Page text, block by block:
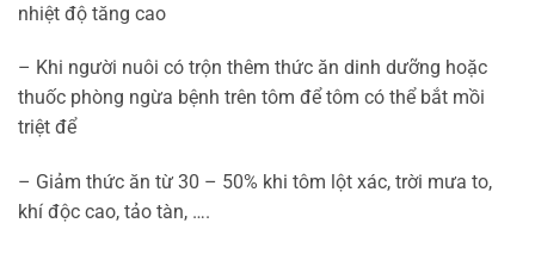
nhiệt độ tăng cao
– Khi người nuôi có trộn thêm thức ăn dinh dưỡng hoặc
thuốc phòng ngừa bệnh trên tôm để tôm có thể bắt mồi
triệt để
– Giảm thức ăn từ 30 – 50% khi tôm lột xác, trời mưa to,
khí độc cao, tảo tàn, ….